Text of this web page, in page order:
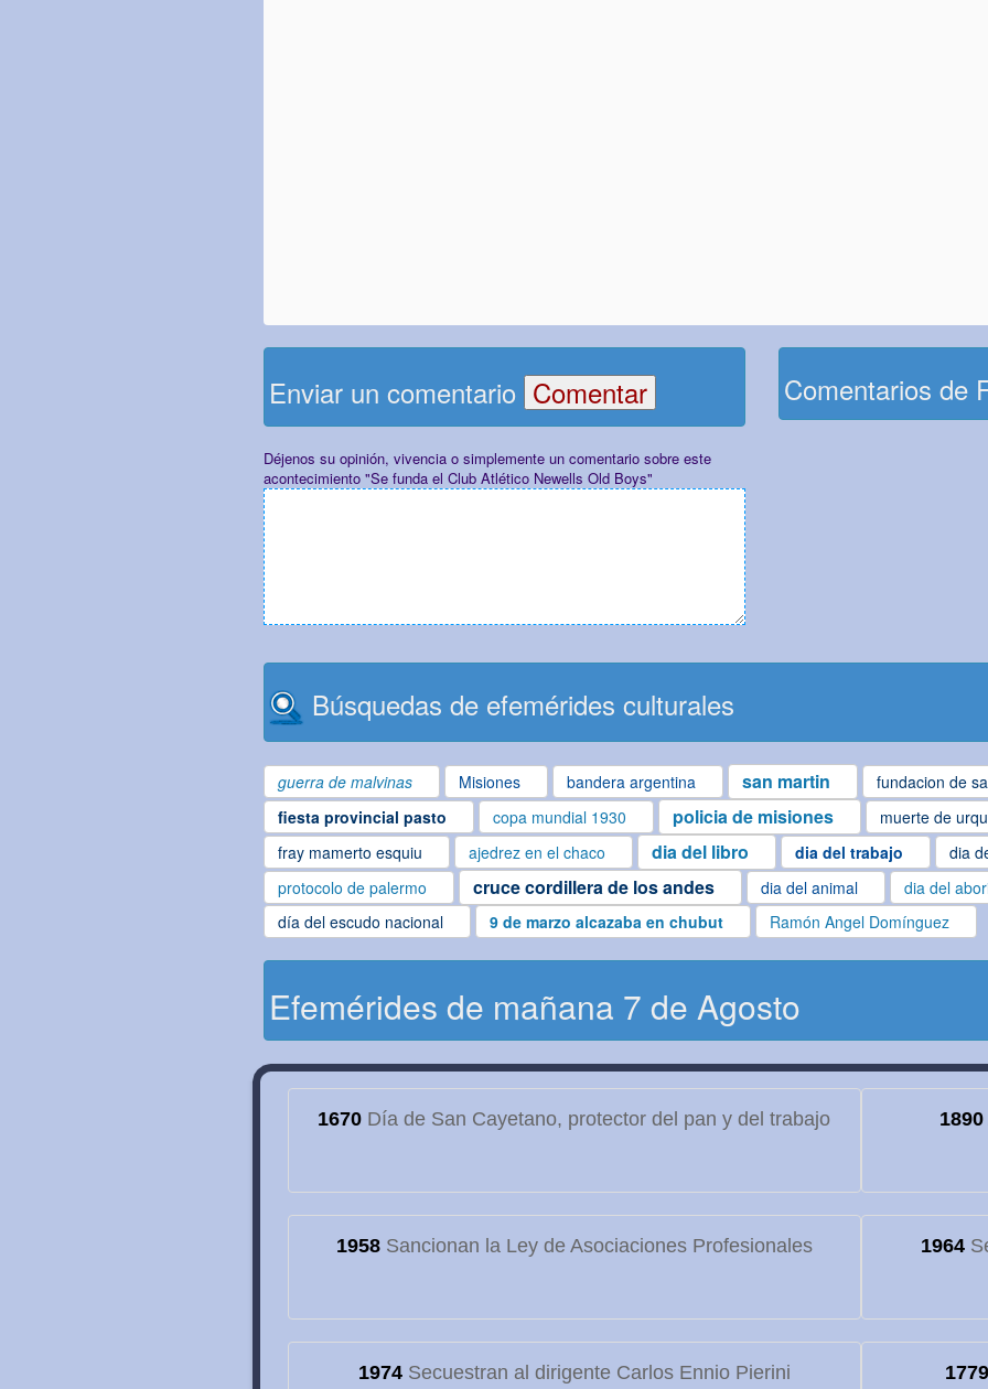
Enviar un comentario
Déjenos su opinión, vivencia o simplemente un comentario sobre este
acontecimiento "Se funda el Club Atlético Newells Old Boys"
Comentarios de
Búsquedas de efemérides culturales
guerra de malvinas Misiones bandera argentina san martin fundacion de
fiesta provincial pasto
copa mundial 1930 policia de misiones muerte de
fray mamerto esquiu
ajedrez en el chaco dia del libro dia del trabajo dia
protocolo de palermo
cruce cordillera de los andes dia del animal dia del
día del escudo nacional
9 de marzo alcazaba en chubut Ramón Angel Domínguez
Efemérides de mañana 7 de Agosto
1670 Día de San Cayetano, protector del pan y del trabajo 1890
1958Sancionan la Ley de Asociaciones Profesionales 1964
1974Secuestran al dirigente Carlos Ennio Pierini 1779